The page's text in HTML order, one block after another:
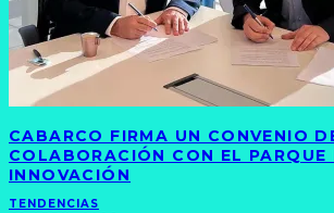
CABARCO FIRMA UN CONVENIO
COLABORACIÓN CON EL PARQUE
INNOVACIÓN
TENDENCIAS